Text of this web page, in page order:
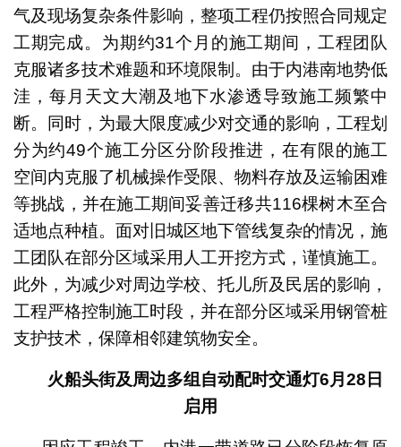
气及现场复杂条件影响，整项工程仍按照合同规定
工期完成。为期约31个月的施工期间，工程团队
克服诸多技术难题和环境限制。由于内港南地势低
洼，每月天文大潮及地下水渗透导致施工频繁中
断。同时，为最大限度减少对交通的影响，工程划
分为约49个施工分区分阶段推进，在有限的施工
空间内克服了机械操作受限、物料存放及运输困难
等挑战，并在施工期间妥善迁移共116棵树木至合
适地点种植。面对旧城区地下管线复杂的情况，施
工团队在部分区域采用人工开挖方式，谨慎施工。
此外，为减少对周边学校、托儿所及民居的影响，
工程严格控制施工时段，并在部分区域采用钢管桩
支护技术，保障相邻建筑物安全。
火船头街及周边多组自动配时交通灯6月 28 日
启用